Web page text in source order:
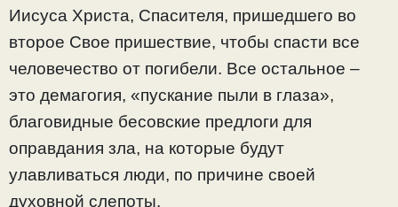
Иисуса Христа, Спасителя, пришедшего во
второе Свое пришествие, чтобы спасти все
человечество от погибели. Все остальное –
это демагогия, «пускание пыли в глаза»,
благовидные бесовские предлоги для
оправдания зла, на которые будут
улавливаться люди, по причине своей
духовной слепоты.